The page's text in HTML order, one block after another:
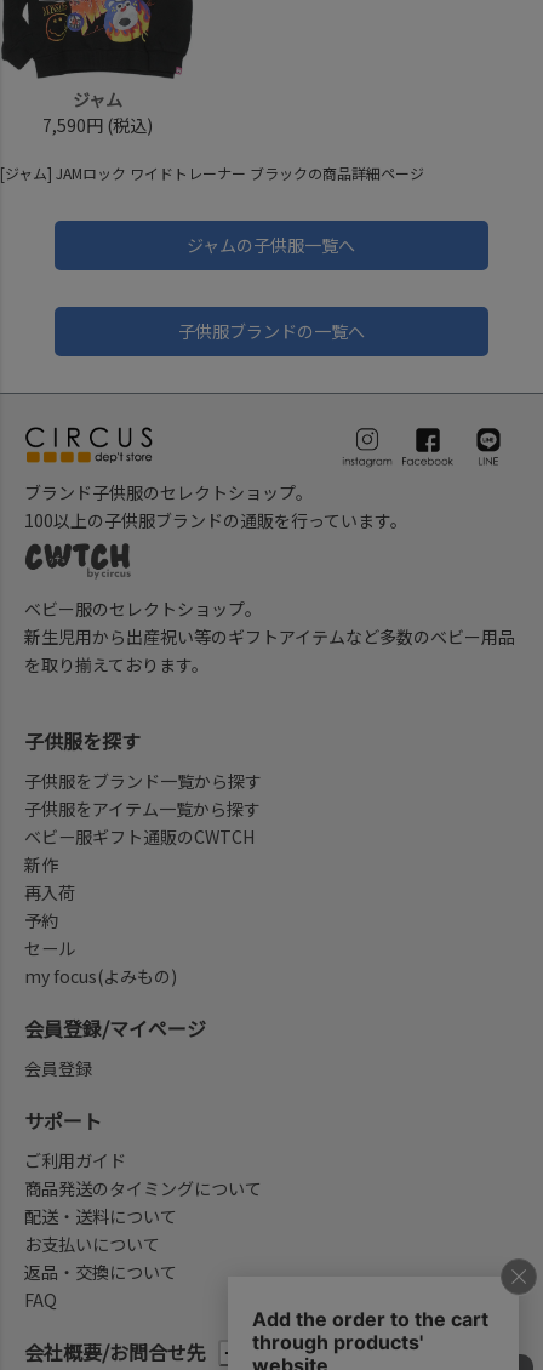
ジャム
7,590円 (税込)
[ジャム] JAMロック ワイドトレーナー ブラックの商品詳細ページ
ジャムの子供服一覧へ
子供服ブランドの一覧へ
ブランド子供服のセレクトショップ。
100以上の子供服ブランドの通販を行っています。
ベビー服のセレクトショップ。
新生児用から出産祝い等のギフトアイテムなど多数のベビー用品
を取り揃えております。
会社概要/お問合せ先
子供服を探す
子供服をブランド一覧から探す
子供服をアイテム一覧から探す
ベビー服ギフト通販のCWTCH
新作
再入荷
予約
セール
my focus(よみもの)
会員登録/マイページ
会員登録
サポート
ご利用ガイド
商品発送のタイミングについて
配送・送料について
お支払いについて
返品・交換について
FAQ